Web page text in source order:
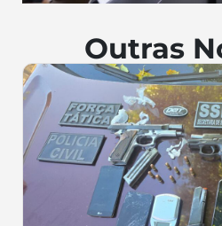
Outras